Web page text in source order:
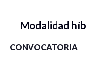
Modalidad
CONVOCATORIA